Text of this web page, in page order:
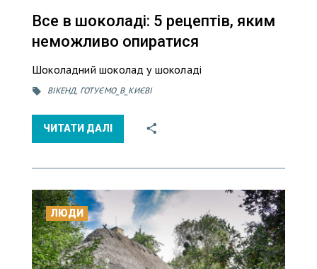
Все в шоколаді: 5 рецептів, яким
неможливо опиратися
Шоколадний шоколад у шоколаді
ВІКЕНД, ГОТУЄМО_В_КИЄВІ
ЧИТАТИ ДАЛІ
ЛЮДИ